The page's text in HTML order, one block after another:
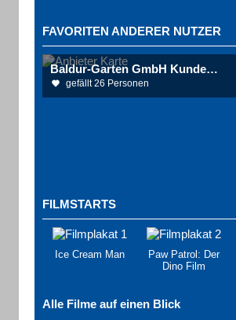
FAVORITEN ANDERER NUTZER
Baldur-Garten GmbH Kundenservice
gefällt 26 Personen
FILMSTARTS
Ice Cream Man
Paw Patrol: Der
Dino Film
Alle Filme auf einen Blick